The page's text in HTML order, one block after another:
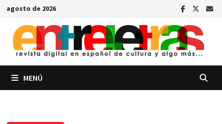
Saltar
contenido
agosto de 2026
MENÚ